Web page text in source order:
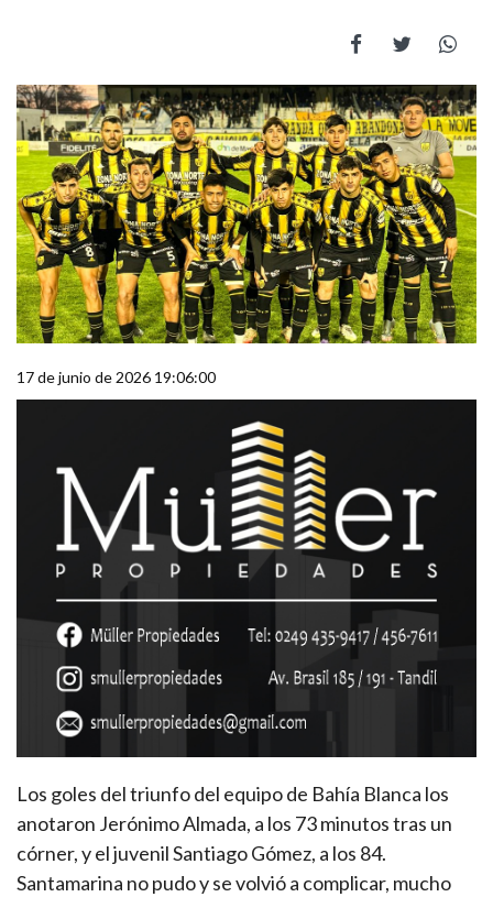
17 de junio de 2026 19:06:00
Los goles del triunfo del equipo de Bahía Blanca los
anotaron Jerónimo Almada, a los 73 minutos tras un
córner, y el juvenil Santiago Gómez, a los 84.
Santamarina no pudo y se volvió a complicar, mucho